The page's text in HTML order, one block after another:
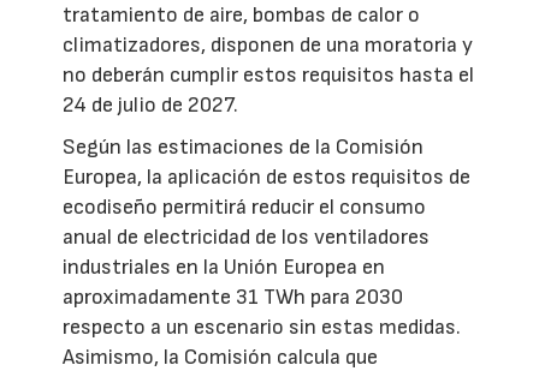
tratamiento de aire, bombas de calor o
climatizadores, disponen de una moratoria y
no deberán cumplir estos requisitos hasta el
24 de julio de 2027.
Según las estimaciones de la Comisión
Europea, la aplicación de estos requisitos de
ecodiseño permitirá reducir el consumo
anual de electricidad de los ventiladores
industriales en la Unión Europea en
aproximadamente 31 TWh para 2030
respecto a un escenario sin estas medidas.
Asimismo, la Comisión calcula que